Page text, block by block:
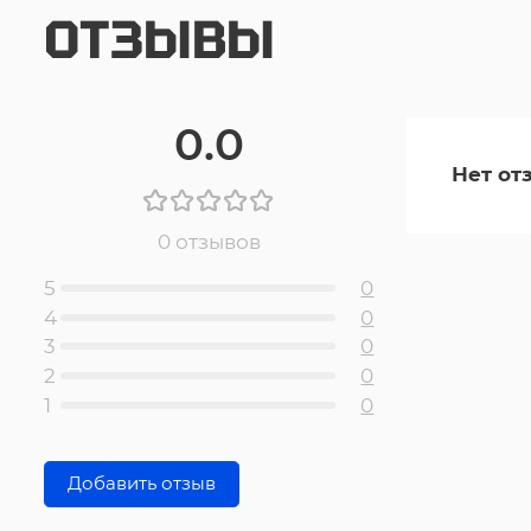
ОТЗЫВЫ
0.0
0 отзывов
5
0
4
0
3
0
2
0
1
0
Добавить отзыв
Нет